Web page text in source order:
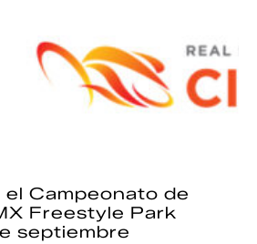
Campeonato de
Freestyle Park
septiembre